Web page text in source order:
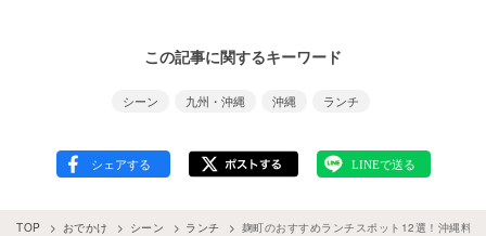
この記事に関するキーワード
シーン 九州・沖縄 沖縄 ランチ
TOP おでかけ シーン ランチ 麹町のおすすめランチスポット12選！沖縄料